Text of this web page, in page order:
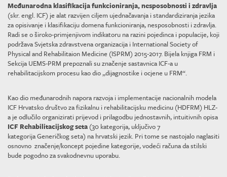
Međunarodna klasifikacija funkcioniranja, nesposobnosti i zdravlja
(skr. engl. ICF) je alat razvijen ciljem ujednačavanja i standardiziranja jezika
za opisivanje i klasifikaciju domena funkcioniranja, nesposobnosti i zdravlja.
Radi se o široko-primjenjivom indikatoru na razini pojedinca i populacije, koji
podržava Svjetska zdravstvena organizacija i International Society of
Physical and Rehabilitaion Medicine (ISPRM) 2015-2017. Bijela knjiga FRM i
Sekcija UEMS-PRM prepoznali su značenje sastavnica ICF-a u
rehabilitacijskom procesu kao dio „dijagnostike i ocjene u FRM“.
Kao dio međunarodnih napora razvoja i implementacije nacionalnih modela
ICF Hrvatsko društvo za fizikalnu i rehabilitacijsku medicinu (HDFRM) HLZ-
a je odlučilo organizirati prijevod i prilagodbu jednostavnih, intuitivnih opisa
ICF Rehabilitacijskog seta (30 kategorija, uključivo 7
kategorija Generičkog seta) na hrvatski jezik. Pri tome se nastojalo naglasiti
osnovno značenje/koncept pojedine kategorije, vodeći računa da stilski
bude pogodno za svakodnevnu uporabu.